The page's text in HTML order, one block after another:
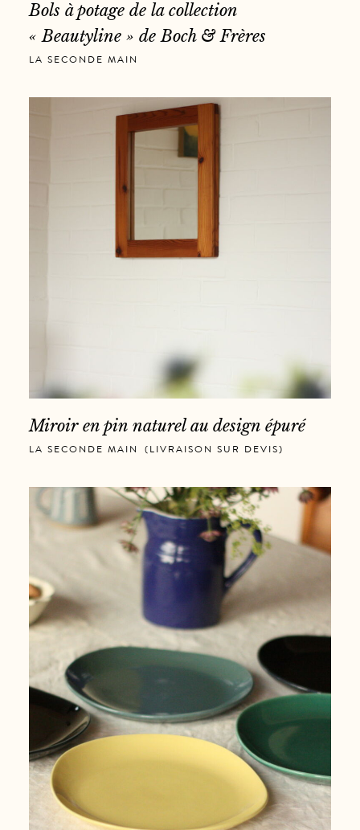
Bols à potage de la collection
« Beautyline » de Boch & Frères
LA SECONDE MAIN
Miroir en pin naturel au design épuré
LA SECONDE MAIN (LIVRAISON SUR DEVIS)